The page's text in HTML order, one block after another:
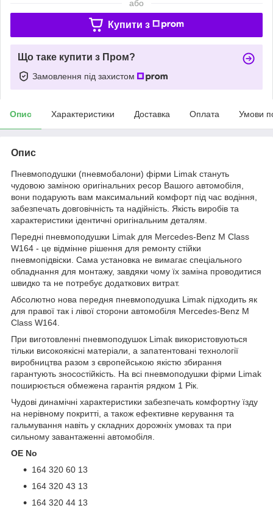
або
Купити з
Що таке купити з Пром?
Замовлення під захистом
Опис Характеристики Доставка Оплата Умови
Опис
Пневмоподушки (пневмобалони) фірми Limak стануть
чудовою заміною оригінальних ресор Вашого автомобіля,
вони подарують вам максимальний комфорт під час водіння,
забезпечать довговічність та надійність. Якість виробів та
характеристики ідентичні оригінальним деталям.
Передні пневмоподушки Limak для Mercedes-Benz M Class
W164 - це відмінне рішення для ремонту стійки
пневмопідвіски. Сама установка не вимагає спеціального
обладнання для монтажу, завдяки чому їх заміна проводитися
швидко та не потребує додаткових витрат.
Абсолютно нова передня пневмоподушка Limak підходить як
для правої так і лівої сторони автомобіля Mercedes-Benz M
Class W164.
При виготовленні пневмоподушок Limak використовуються
тільки високоякісні матеріали, а запатентовані технології
виробництва разом з європейською якістю збирання
гарантують зносостійкість. На всі пневмоподушки фірми Limak
поширюється обмежена гарантія рядком 1 Рік.
Чудові динамічні характеристики забезпечать комфортну їзду
на нерівному покритті, а також ефективне керування та
гальмування навіть у складних дорожніх умовах та при
сильному завантаженні автомобіля.
OE No
164 320 60 13
164 320 43 13
164 320 44 13